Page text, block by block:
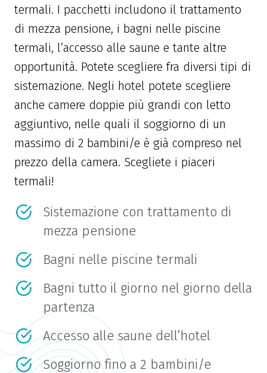
termali. I pacchetti includono il trattamento
di mezza pensione, i bagni nelle piscine
termali, l’accesso alle saune e tante altre
opportunità. Potete scegliere fra diversi tipi di
sistemazione. Negli hotel potete scegliere
anche camere doppie più grandi con letto
aggiuntivo, nelle quali il soggiorno di un
massimo di 2 bambini/e è già compreso nel
prezzo della camera. Scegliete i piaceri
termali!
Sistemazione con trattamento di
mezza pensione
Bagni nelle piscine termali
Bagni tutto il giorno nel giorno della
partenza
Accesso alle saune dell’hotel
Soggiorno fino a 2 bambini/e